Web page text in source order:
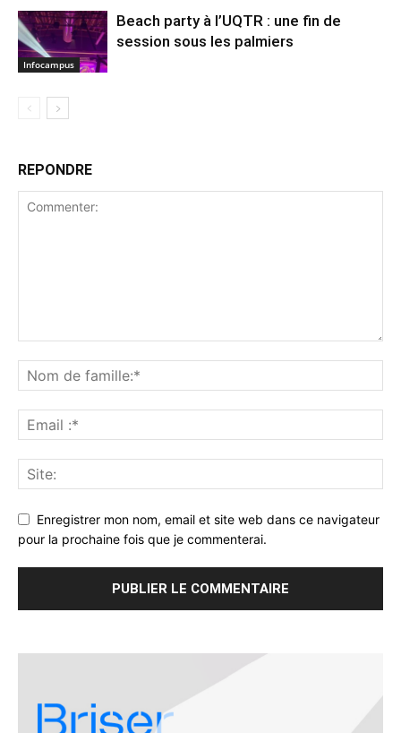
Infocampus
Beach party à l’UQTR : une fin de
session sous les palmiers
REPONDRE
Enregistrer mon nom, email et site web dans ce navigateur
pour la prochaine fois que je commenterai.